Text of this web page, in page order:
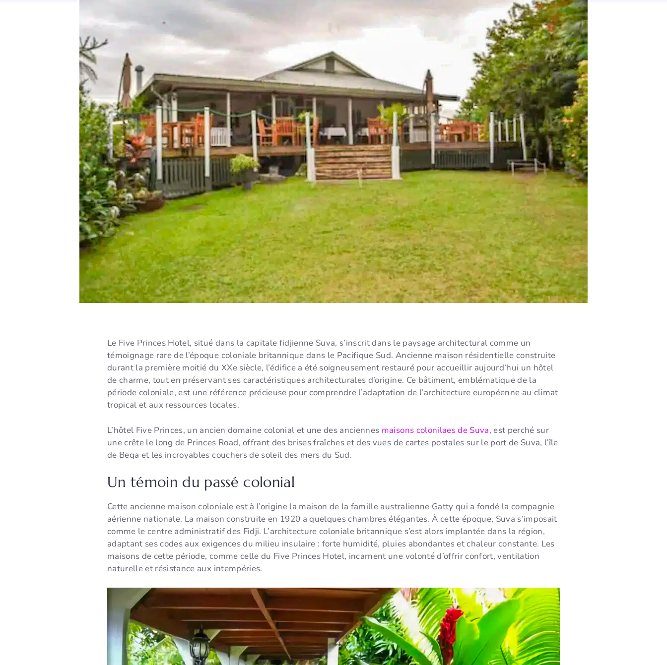
Le Five Princes Hotel, situé dans la capitale fidjienne Suva, s’inscrit dans le paysage architectural comme un
témoignage rare de l’époque coloniale britannique dans le Pacifique Sud. Ancienne maison résidentielle construite
durant la première moitié du XXe siècle, l’édifice a été soigneusement restauré pour accueillir aujourd’hui un hôtel
de charme, tout en préservant ses caractéristiques architecturales d’origine. Ce bâtiment, emblématique de la
période coloniale, est une référence précieuse pour comprendre l’adaptation de l’architecture européenne au climat
tropical et aux ressources locales.
L’hôtel Five Princes, un ancien domaine colonial et une des anciennes maisons colonilaes de Suva, est perché sur
une crête le long de Princes Road, offrant des brises fraîches et des vues de cartes postales sur le port de Suva, l’île
de Beqa et les incroyables couchers de soleil des mers du Sud.
Un témoin du passé colonial
Cette ancienne maison coloniale est à l’origine la maison de la famille australienne Gatty qui a fondé la compagnie
aérienne nationale. La maison construite en 1920 a quelques chambres élégantes. À cette époque, Suva s’imposait
comme le centre administratif des Fidji. L’architecture coloniale britannique s’est alors implantée dans la région,
adaptant ses codes aux exigences du milieu insulaire : forte humidité, pluies abondantes et chaleur constante. Les
maisons de cette période, comme celle du Five Princes Hotel, incarnent une volonté d’offrir confort, ventilation
naturelle et résistance aux intempéries.